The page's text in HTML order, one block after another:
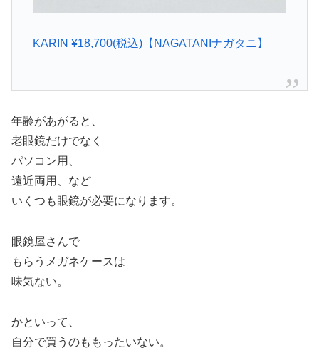
KARIN ¥18,700(税込)【NAGATANIナガタニ】
年齢があがると、
老眼鏡だけでなく
パソコン用、
遠近両用、など
いくつも眼鏡が必要になります。
眼鏡屋さんで
もらうメガネケースは
味気ない。
かといって、
自分で買うのももったいない。